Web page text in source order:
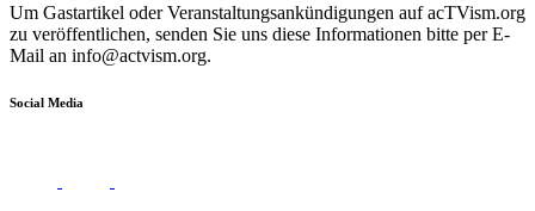
Um Gastartikel oder Veranstaltungsankündigungen auf acTVism.org
zu veröffentlichen, senden Sie uns diese Informationen bitte per E-
Mail an info@actvism.org.
Social Media